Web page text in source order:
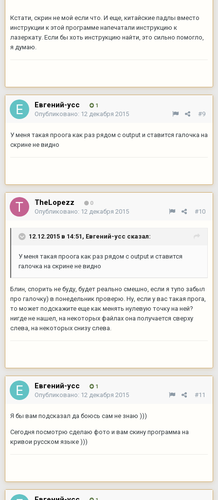
Кстати, скрин не мой если что. И еще, китайские падлы вместо
инструкции к этой программе напечатали инструкцию к
лазеркату. Если бы хоть инструкцию найти, это сильно помогло,
я думаю.
Евгений-усс 1
#9
Опубликовано: 12 декабря 2015
У меня такая проога как раз рядом с output и ставится галочка на
скрине не видно
TheLopezz 0
#10
Опубликовано: 12 декабря 2015
12.12.2015 в 14:51, Евгений-усс сказал:
У меня такая проога как раз рядом с output и ставится
галочка на скрине не видно
Блин, спорить не буду, будет реально смешно, если я тупо забыл
про галочку) в понедельник проверю. Ну, если у вас такая прога,
то может подскажите еще как менять нулевую точку на ней?
нигде не нашел, на некоторых файлах она получается сверху
слева, на некоторых снизу слева.
Евгений-усс 1
#11
Опубликовано: 12 декабря 2015
Я бы вам подсказал да боюсь сам не знаю )))
Сегодня посмотрю сделаю фото и вам скину программа на
кривои русском языке )))